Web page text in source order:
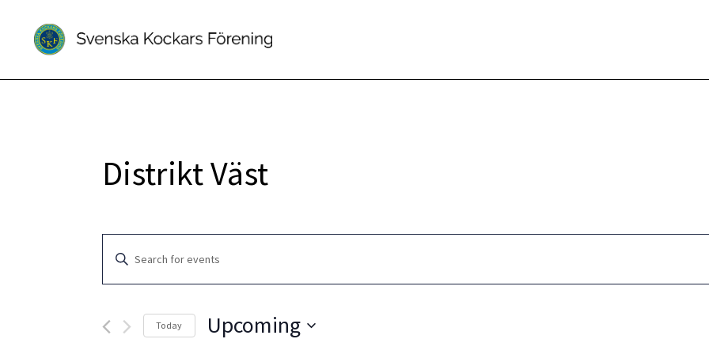
Distrikt Väst
Events
Search
and
Views
Enter
Events
Today Upcoming